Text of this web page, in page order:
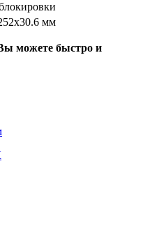
мм
можете быстро и